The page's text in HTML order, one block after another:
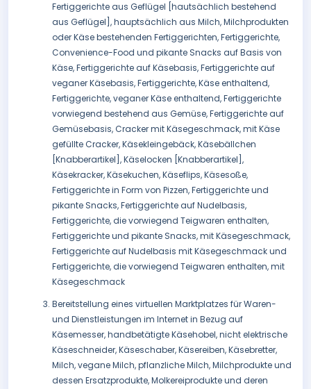
Fertiggerichte aus Geflügel [hautsächlich bestehend
aus Geflügel], hauptsächlich aus Milch, Milchprodukten
oder Käse bestehenden Fertiggerichten, Fertiggerichte,
Convenience-Food und pikante Snacks auf Basis von
Käse, Fertiggerichte auf Käsebasis, Fertiggerichte auf
veganer Käsebasis, Fertiggerichte, Käse enthaltend,
Fertiggerichte, veganer Käse enthaltend, Fertiggerichte
vorwiegend bestehend aus Gemüse, Fertiggerichte auf
Gemüsebasis, Cracker mit Käsegeschmack, mit Käse
gefüllte Cracker, Käsekleingebäck, Käsebällchen
[Knabberartikel], Käselocken [Knabberartikel],
Käsekracker, Käsekuchen, Käseflips, Käsesoße,
Fertiggerichte in Form von Pizzen, Fertiggerichte und
pikante Snacks, Fertiggerichte auf Nudelbasis,
Fertiggerichte, die vorwiegend Teigwaren enthalten,
Fertiggerichte und pikante Snacks, mit Käsegeschmack,
Fertiggerichte auf Nudelbasis mit Käsegeschmack und
Fertiggerichte, die vorwiegend Teigwaren enthalten, mit
Käsegeschmack
Bereitstellung eines virtuellen Marktplatzes für Waren-
und Dienstleistungen im Internet in Bezug auf
Käsemesser, handbetätigte Käsehobel, nicht elektrische
Käseschneider, Käseschaber, Käsereiben, Käsebretter,
Milch, vegane Milch, pflanzliche Milch, Milchprodukte und
dessen Ersatzprodukte, Molkereiprodukte und deren